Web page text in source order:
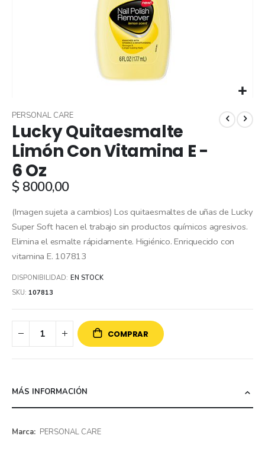
to
the
beginning
of
the
images
gallery
Lucky Quitaesmalte
Limón Con Vitamina E -
6 Oz
PERSONAL CARE
$ 8000,00
(Imagen sujeta a cambios) Los quitaesmaltes de uñas de Lucky
Super Soft hacen el trabajo sin productos químicos agresivos.
Elimina el esmalte rápidamente. Higiénico. Enriquecido con
vitamina E. 107813
DISPONIBILIDAD: EN STOCK
SKU 107813
COMPRAR
MÁS INFORMACIÓN
Más
PERSONAL CARE